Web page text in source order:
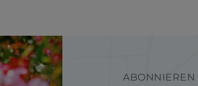
ABONNIEREN